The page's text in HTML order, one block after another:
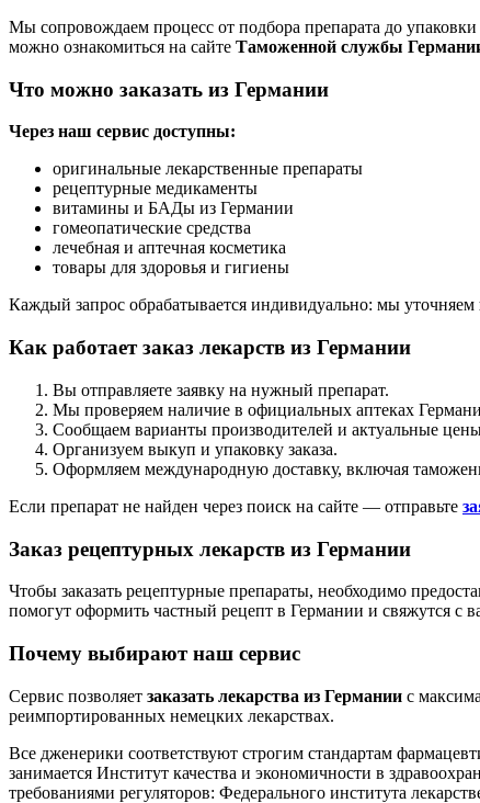
Мы сопровождаем процесс от подбора препарата до
можно ознакомиться на сайте Таможенной службы
Что можно заказать из Германии
Через наш сервис доступны:
оригинальные лекарственные препараты
рецептурные медикаменты
витамины и БАДы из Германии
гомеопатические средства
лечебная и аптечная косметика
товары для здоровья и гигиены
Каждый запрос обрабатывается индивидуально: мы уточняем
Как работает заказ лекарств из Германии
Вы отправляете заявку на нужный препарат.
Мы проверяем наличие в официальных аптеках
Сообщаем варианты производителей и актуальные
Организуем выкуп и упаковку заказа.
Оформляем международную доставку, включая
Если препарат не найден через поиск на сайте — отправьте
Заказ рецептурных лекарств из Германии
Чтобы заказать рецептурные препараты, необходимо
помогут оформить частный рецепт в Германии и свяжутся с
Почему выбирают наш сервис
Сервис позволяет заказать лекарства из Германии с
реимпортированных немецких лекарствах.
Все дженерики соответствуют строгим стандартам
занимается Институт качества и экономичности в
требованиями регуляторов: Федерального института